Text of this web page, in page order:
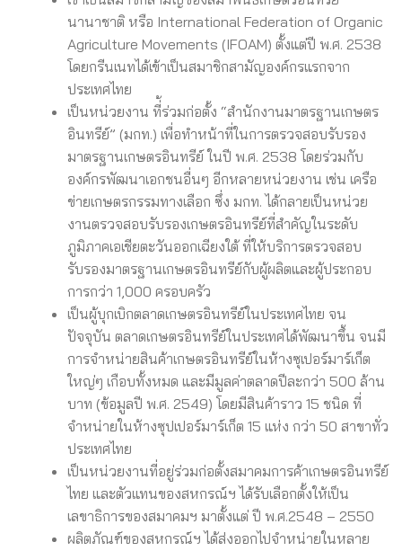
นานาชาติ หรือ International Federation of Organic
Agriculture Movements (IFOAM) ตั้งแต่ปี พ.ศ. 2538
โดยกรีนเนทได้เข้าเป็นสมาชิกสามัญองค์กรแรกจาก
ประเทศไทย
เป็นหน่วยงาน ที่้ร่วมก่อตั้ง “สำนักงานมาตรฐานเกษตร
อินทรีย์” (มกท.) เพื่อทำหน้าที่ในการตรวจสอบรับรอง
มาตรฐานเกษตรอินทรีย์ ในปี พ.ศ. 2538 โดยร่วมกับ
องค์กรพัฒนาเอกชนอื่นๆ อีกหลายหน่วยงาน เช่น เครือ
ข่ายเกษตรกรรมทางเลือก ซึ่ง มกท. ได้กลายเป็นหน่วย
งานตรวจสอบรับรองเกษตรอินทรีย์ที่สำคัญในระดับ
ภูมิภาคเอเชียตะวันออกเฉียงใต้ ที่ให้บริการตรวจสอบ
รับรองมาตรฐานเกษตรอินทรีย์กับผู้ผลิตและผู้ประกอบ
การกว่า 1,000 ครอบครัว
เป็นผู้บุกเบิกตลาดเกษตรอินทรีย์ในประเทศไทย จน
ปัจจุบัน ตลาดเกษตรอินทรีย์ในประเทศได้พัฒนาขึ้น จนมี
การจำหน่ายสินค้าเกษตรอินทรีย์ในห้างซุเปอร์มาร์เก็ต
ใหญ่ๆ เกือบทั้งหมด และมีมูลค่าตลาดปีละกว่า 500 ล้าน
บาท (ข้อมูลปี พ.ศ. 2549) โดยมีสินค้าราว 15 ชนิด ที่
จำหน่ายในห้างซุปเปอร์มาร์เก็ต 15 แห่ง กว่า 50 สาขาทั่ว
ประเทศไทย
เป็นหน่วยงานที่อยู่ร่วมก่อตั้งสมาคมการค้าเกษตรอินทรีย์
ไทย และตัวแทนของสหกรณ์ฯ ได้รับเลือกตั้งให้เป็น
เลขาธิการของสมาคมฯ มาตั้งแต่ ปี พ.ศ.2548 – 2550
ผลิตภัณฑ์ของสหกรณ์ฯ ได้ส่งออกไปจำหน่ายในหลาย